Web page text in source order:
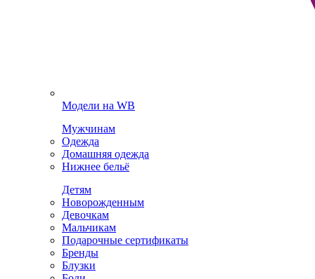
Модели на WB
Мужчинам
Одежда
Домашняя одежда
Нижнее бельё
Детям
Новорожденным
Девочкам
Мальчикам
Подарочные сертификаты
Бренды
Блузки